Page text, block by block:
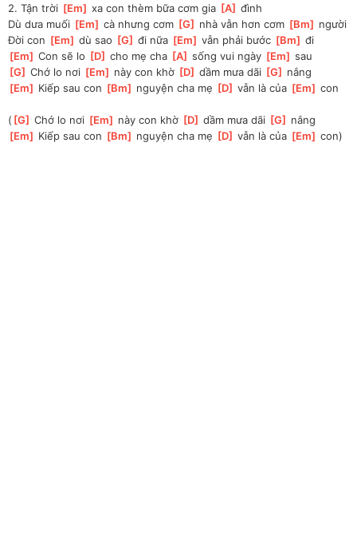
2. Tận trời [Em ] xa con thèm bữa cơm gia [A ] đình
Dù dưa muối [Em ] cà nhưng cơm [G nhà vẫn hơn cơm [Bm
người
Đời con [Em ] dù sao [G ] đi nữa [Em ] vẫn phải bước [Bm ] đi
[Em ] Con sẽ lo [D ] cho mẹ cha [A ] sống vui ngày [Em ] sau
[G ] Chớ lo nơi [Em này con khờ [D ] dầm mưa dãi [G
nắng
[Em Kiếp sau con [Bm nguyện cha mẹ [D ] vẫn là của [Em ] con
( [G ] Chớ lo nơi [Em này con khờ [D ] dầm mưa dãi [G
nắng
[Em Kiếp sau con [Bm nguyện cha mẹ [D ] vẫn là của [Em ] con)